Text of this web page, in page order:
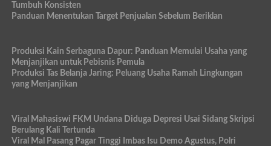
Tumbuh Konsisten
Panduan Menentukan Target Penjualan Sebelum Beriklan
Produksi Kain Serbaguna Dapur: Panduan Memulai Usaha yang
Menjanjikan untuk Pebisnis Pemula
Produksi Tas Belanja Jaring: Peluang Usaha Ramah Lingkungan
yang Menjanjikan
Viral Mahasiswi FKM Undana Diduga Depresi Usai Sidang Skripsi
Berulang Kali Tertunda
Viral Mal Pasang Pagar Tinggi Imbas Isu Demo Agustus, Polri